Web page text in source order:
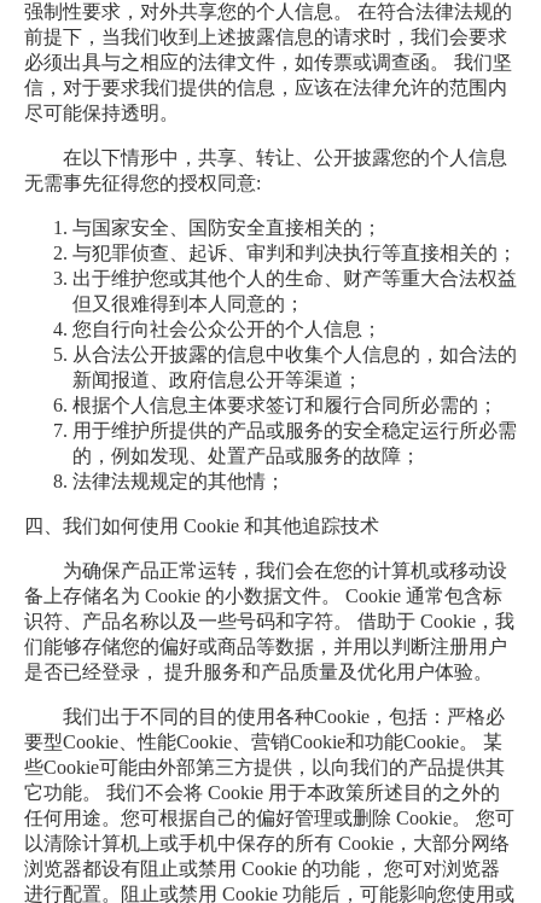
强制性要求，对外共享您的个人信息。 在符合法律法规的
前提下，当我们收到上述披露信息的请求时，我们会要求
必须出具与之相应的法律文件，如传票或调查函。 我们坚
信，对于要求我们提供的信息，应该在法律允许的范围内
尽可能保持透明。
在以下情形中，共享、转让、公开披露您的个人信息
无需事先征得您的授权同意:
与国家安全、国防安全直接相关的；
与犯罪侦查、起诉、审判和判决执行等直接相关的；
出于维护您或其他个人的生命、财产等重大合法权益
但又很难得到本人同意的；
您自行向社会公众公开的个人信息；
从合法公开披露的信息中收集个人信息的，如合法的
新闻报道、政府信息公开等渠道；
根据个人信息主体要求签订和履行合同所必需的；
用于维护所提供的产品或服务的安全稳定运行所必需
的，例如发现、处置产品或服务的故障；
法律法规规定的其他情；
四、我们如何使用 Cookie 和其他追踪技术
为确保产品正常运转，我们会在您的计算机或移动设
备上存储名为 Cookie 的小数据文件。 Cookie 通常包含标
识符、产品名称以及一些号码和字符。 借助于 Cookie，我
们能够存储您的偏好或商品等数据，并用以判断注册用户
是否已经登录， 提升服务和产品质量及优化用户体验。
我们出于不同的目的使用各种Cookie，包括：严格必
要型Cookie、性能Cookie、营销Cookie和功能Cookie。 某
些Cookie可能由外部第三方提供，以向我们的产品提供其
它功能。 我们不会将 Cookie 用于本政策所述目的之外的
任何用途。您可根据自己的偏好管理或删除 Cookie。 您可
以清除计算机上或手机中保存的所有 Cookie，大部分网络
浏览器都设有阻止或禁用 Cookie 的功能， 您可对浏览器
进行配置。阻止或禁用 Cookie 功能后，可能影响您使用或